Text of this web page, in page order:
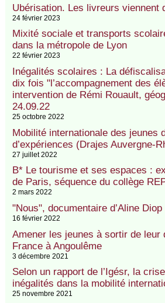
Ubérisation. Les livreurs viennent
24 février 2023
Mixité sociale et transports
dans la métropole de Lyon
22 février 2023
Inégalités scolaires : La
dix fois "l’accompagnement des
intervention de Rémi Rouault,
24.09.22
25 octobre 2022
Mobilité internationale des jeunes
d’expériences (Drajes Auvergne-
27 juillet 2022
B* Le tourisme et ses espaces :
de Paris, séquence du collège
2 mars 2022
"Nous", documentaire d’Aline
16 février 2022
Amener les jeunes à sortir de leur
France à Angoulême
3 décembre 2021
Selon un rapport de l’Igésr, la
inégalités dans la mobilité
25 novembre 2021